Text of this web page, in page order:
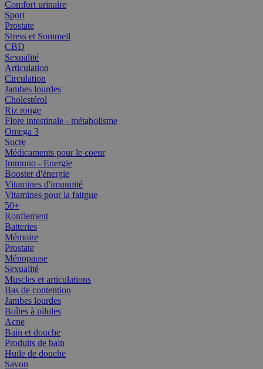
Comfort urinaire
Sport
Prostate
Stress et Sommeil
CBD
Sexualité
Articulation
Circulation
Jambes lourdes
Cholestérol
Riz rouge
Flore intestinale - métabolisme
Omega 3
Sucre
Médicaments pour le coeur
Immuno - Energie
Booster d'énergie
Vitamines d'imuunité
Vitamines pour la faitgue
50+
Ronflement
Batteries
Mémoire
Prostate
Ménopause
Sexualité
Muscles et articulations
Bas de contention
Jambes lourdes
Boîtes à pilules
Acne
Bain et douche
Produits de bain
Huile de douche
Savon